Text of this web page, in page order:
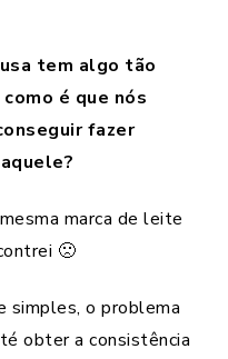
tem algo tão
é que nós
fazer
marca de leite
🙁
simples, o problema
obter a consistência